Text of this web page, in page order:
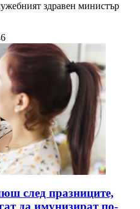
здравен министър
след празниците,
да имунизират по-